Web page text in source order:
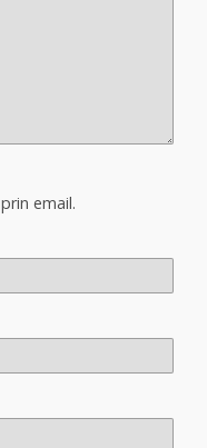
email.